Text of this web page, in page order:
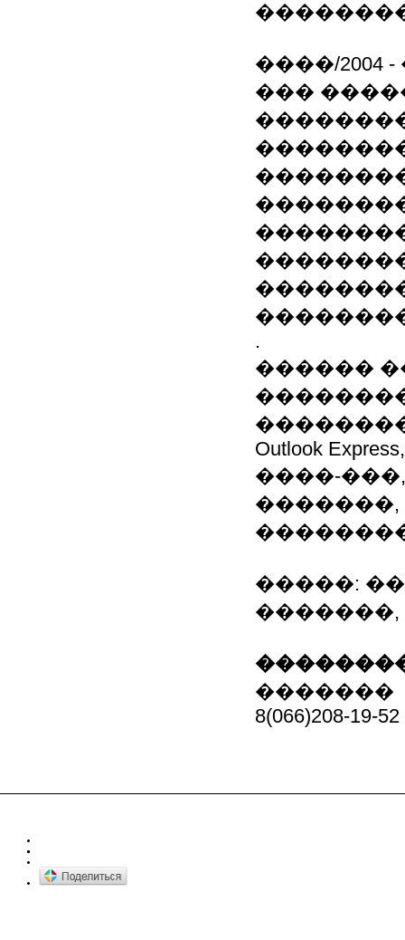
����/2004
���
.
������
Outlook
����-
�������,
�����:
�������,
�������
8(066)208-19-52